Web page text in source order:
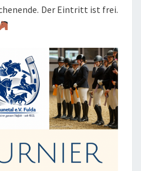
Der Eintritt ist frei.